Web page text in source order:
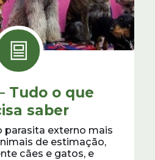
Tudo o que
saber
parasita externo mais
de estimação,
cães e gatos, e